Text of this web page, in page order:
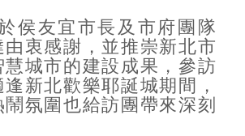
友宜市長及市府團隊
由衷感謝，並推崇新北市
城市的建設成果，參訪
新北歡樂耶誕城期間，
氛圍也給訪團帶來深刻